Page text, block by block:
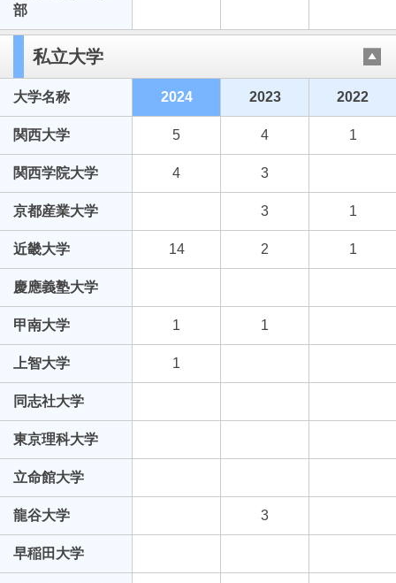
部
私立大学
大学名称 2024 2023 2022
関西大学 5 4 1
関西学院大学 4 3
京都産業大学 3 1
近畿大学 14 2 1
慶應義塾大学
甲南大学 1 1
上智大学 1
同志社大学
東京理科大学
立命館大学
龍谷大学 3
早稲田大学